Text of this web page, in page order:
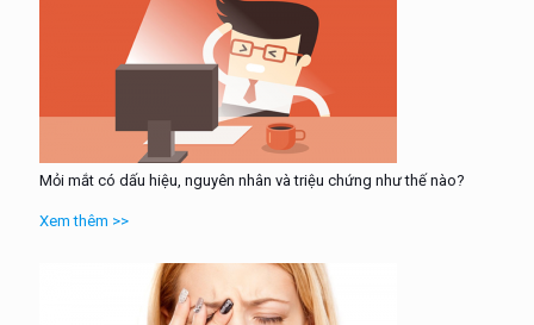
Mỏi mắt có dấu hiệu, nguyên nhân và triệu chứng như thế nào?
Xem thêm >>